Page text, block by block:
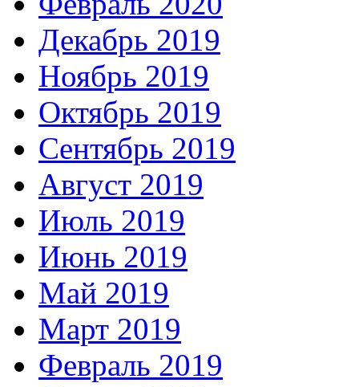
Декабрь 2019
Ноябрь 2019
Октябрь 2019
Сентябрь 2019
Август 2019
Июль 2019
Июнь 2019
Май 2019
Март 2019
Февраль 2019